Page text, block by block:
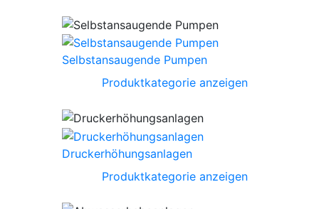
Selbstansaugende Pumpen
Produktkategorie anzeigen
Druckerhöhungsanlagen
Produktkategorie anzeigen